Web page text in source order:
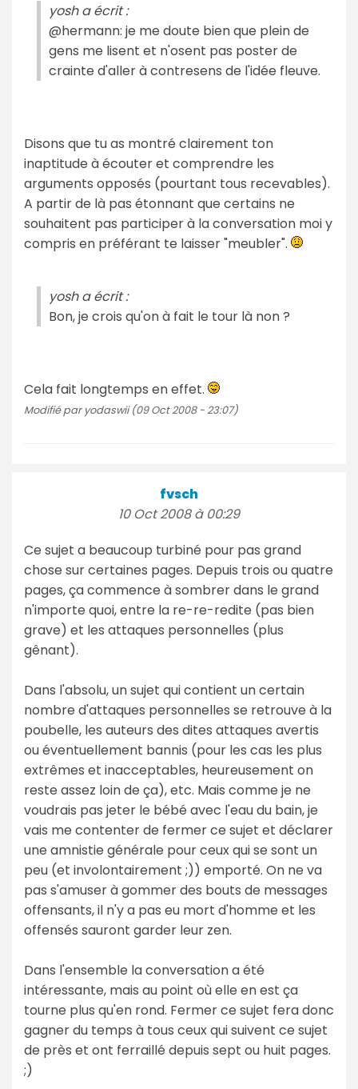
yosh a écrit :
@hermann: je me doute bien que plein de
gens me lisent et n'osent pas poster de
crainte d'aller à contresens de l'idée fleuve.
Disons que tu as montré clairement ton
inaptitude à écouter et comprendre les
arguments opposés (pourtant tous recevables).
A partir de là pas étonnant que certains ne
souhaitent pas participer à la conversation moi y
compris en préférant te laisser "meubler".
yosh a écrit :
Bon, je crois qu'on à fait le tour là non ?
Cela fait longtemps en effet.
Modifié par yodaswii (09 Oct 2008 - 23:07)
fvsch
10 Oct 2008 à 00:29
Ce sujet a beaucoup turbiné pour pas grand
chose sur certaines pages. Depuis trois ou quatre
pages, ça commence à sombrer dans le grand
n'importe quoi, entre la re-re-redite (pas bien
grave) et les attaques personnelles (plus
gênant).
Dans l'absolu, un sujet qui contient un certain
nombre d'attaques personnelles se retrouve à la
poubelle, les auteurs des dites attaques avertis
ou éventuellement bannis (pour les cas les plus
extrêmes et inacceptables, heureusement on
reste assez loin de ça), etc. Mais comme je ne
voudrais pas jeter le bébé avec l'eau du bain, je
vais me contenter de fermer ce sujet et déclarer
une amnistie générale pour ceux qui se sont un
peu (et involontairement ;)) emporté. On ne va
pas s'amuser à gommer des bouts de messages
offensants, il n'y a pas eu mort d'homme et les
offensés sauront garder leur zen.
Dans l'ensemble la conversation a été
intéressante, mais au point où elle en est ça
tourne plus qu'en rond. Fermer ce sujet fera donc
gagner du temps à tous ceux qui suivent ce sujet
de près et ont ferraillé depuis sept ou huit pages.
;)